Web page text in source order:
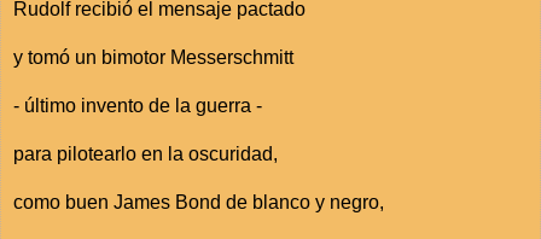
Rudolf recibió el mensaje pactado
y tomó un bimotor Messerschmitt
- último invento de la guerra -
para pilotearlo en la oscuridad,
como buen James Bond de blanco y negro,